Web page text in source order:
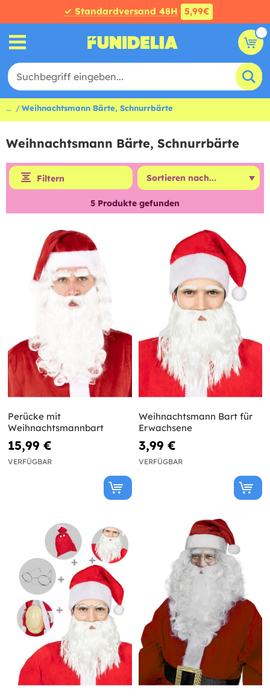
✓ Standardversand 48H 5,99€
... Weihnachtsmann Bärte, Schnurrbärte
Weihnachtsmann Bärte, Schnurrbärte
Filtern
5 Produkte gefunden
Perücke mit
Weihnachtsmannbart
15,99 €
VERFÜGBAR
Weihnachtsmann Bart für
Erwachsene
3,99 €
VERFÜGBAR